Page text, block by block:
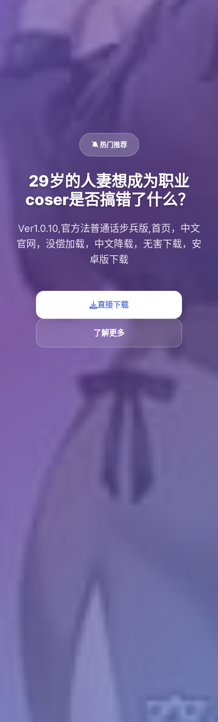
🔕 热门推荐
29岁的人妻想成为职业
coser是否搞错了什么？
Ver1.0.10,官方法普通话步兵版,首页，中文
官网，没偿加载，中文降载，无害下载，安
卓版下载
直接下载
了解更多